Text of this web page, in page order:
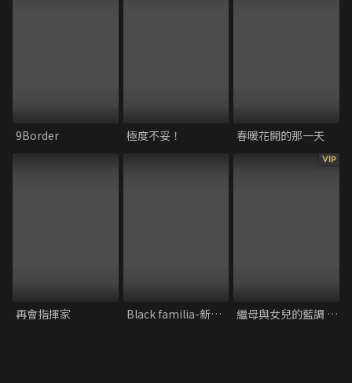
9Border 極度不妥！ 春暖花開的那一天
再會指揮家 Black familia-新堂家的復仇
VIP
繼母與女兒的藍調 完結篇(2024)